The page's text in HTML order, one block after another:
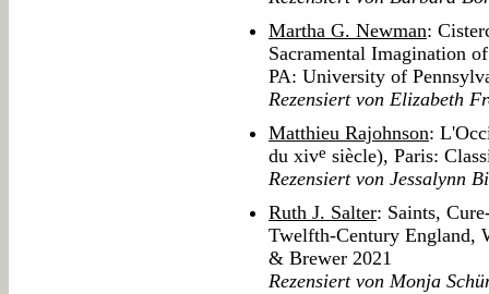
Martha G. Newman:
Sacramental Imagination
PA: University of
Rezensiert von Elizabeth
Matthieu Rajohnson:
du xive siècle), Paris:
Rezensiert von Jessalynn
Ruth J. Salter: Saints,
Twelfth-Century England,
& Brewer 2021
Rezensiert von Monja